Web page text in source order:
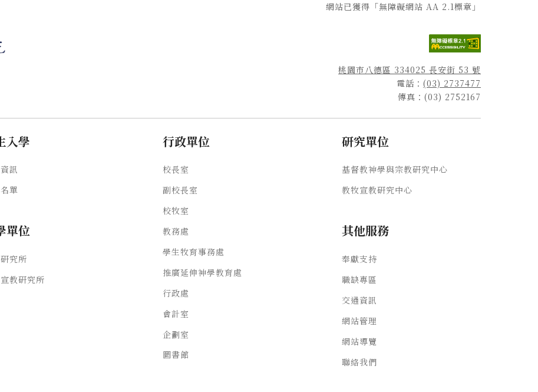
網站已獲得「無障礙網站 AA 2.1標章」
桃園市八德區 334025 長安街 53 號
電話： (03) 2737477
傳真：(03) 2752167
入學
訊
單
單位
究所
教研究所
行政單位
校長室
副校長室
校牧室
教務處
學生牧育事務處
推廣延伸神學教育處
行政處
會計室
企劃室
圖書館
研究單位
基督教神學與宗教研究中心
教牧宣教研究中心
其他服務
奉獻支持
職缺專區
交通資訊
網站管理
網站導覽
聯絡我們